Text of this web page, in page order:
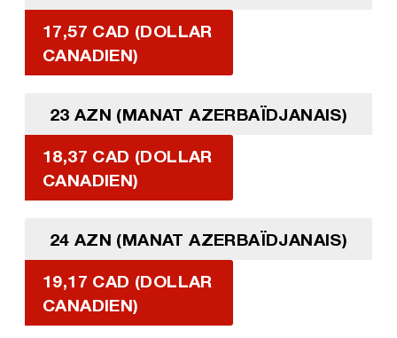
17,57 CAD (DOLLAR
CANADIEN)
23 AZN (MANAT AZERBAÏDJANAIS)
18,37 CAD (DOLLAR
CANADIEN)
24 AZN (MANAT AZERBAÏDJANAIS)
19,17 CAD (DOLLAR
CANADIEN)